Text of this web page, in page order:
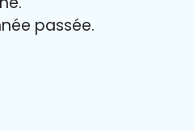
passée.